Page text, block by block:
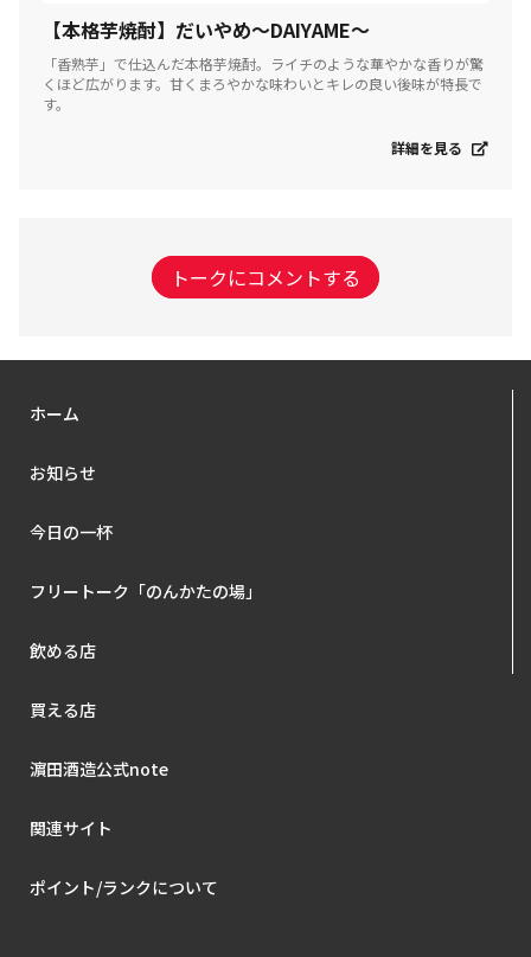
【本格芋焼酎】だいやめ～DAIYAME～
「香熟芋」で仕込んだ本格芋焼酎。ライチのような華やかな香りが驚
くほど広がります。甘くまろやかな味わいとキレの良い後味が特長で
す。
詳細を見る
トークにコメントする
ホーム
お知らせ
今日の一杯
フリートーク「のんかたの場」
飲める店
買える店
濵田酒造公式note
関連サイト
ポイント/ランクについて